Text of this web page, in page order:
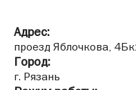
Адрес:
проезд Яблочкова,
Город:
г. Рязань